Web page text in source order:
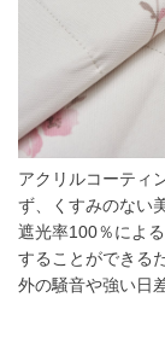
アクリルコーティ
ず、くすみのない
遮光率100％によ
することができる
外の騒音や強い日